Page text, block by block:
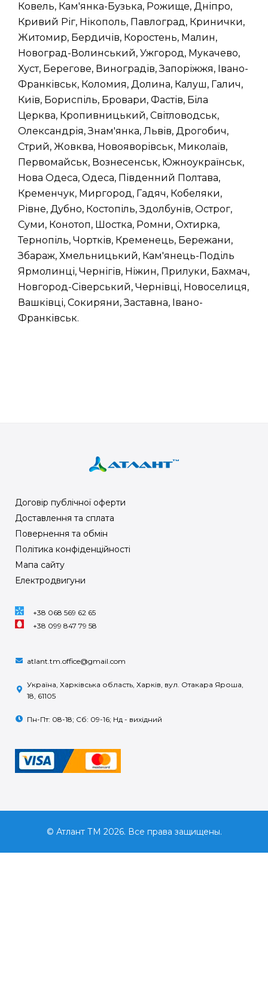
Ковель, Кам'янка-Бузька, Рожище, Дніпро,
Кривий Ріг, Нікополь, Павлоград, Кринички,
Житомир, Бердичів, Коростень, Малин,
Новоград-Волинський, Ужгород, Мукачево,
Хуст, Берегове, Виноградів, Запоріжжя, Івано-
Франківськ, Коломия, Долина, Калуш, Галич,
Київ, Бориспіль, Бровари, Фастів, Біла
Церква, Кропивницький, Світловодськ,
Олександрія, Знам'янка, Львів, Дрогобич,
Стрий, Жовква, Новояворівськ, Миколаїв,
Первомайськ, Вознесенськ, Южноукраїнськ,
Нова Одеса, Одеса, Південний Полтава,
Кременчук, Миргород, Гадяч, Кобеляки,
Рівне, Дубно, Костопіль, Здолбунів, Острог,
Суми, Конотоп, Шостка, Ромни, Охтирка,
Тернопіль, Чортків, Кременець, Бережани,
Збараж, Хмельницький, Кам'янець-Поділь
Ярмолинці, Чернігів, Ніжин, Прилуки, Бахмач,
Новгород-Сіверський, Чернівці, Новоселиця,
Вашківці, Сокиряни, Заставна, Івано-
Франківськ.
Договір публічної оферти
Доставлення та сплата
Повернення та обмін
Політика конфіденційності
Мапа сайту
Електродвигуни
+38 068 569 62 65
+38 099 847 79 58
atlant.tm.office@gmail.com
Україна, Харківська область, Харків, вул. Отакара Яроша,
18, 61105
Пн-Пт: 08-18; Сб: 09-16; Нд - вихідний
© Атлант ТМ 2026. Все права защищены.